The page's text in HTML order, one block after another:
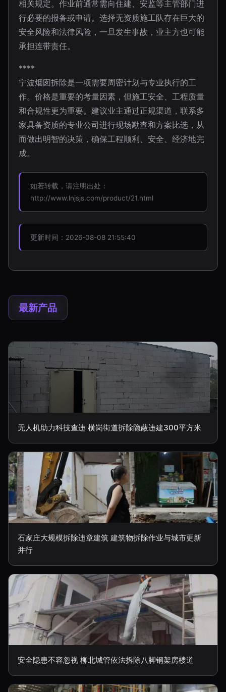
相关规定。作业前通常需向住建、安监等主管部门进
行必要的报备或申请。选择无资质施工队存在巨大的
安全风险和法律风险，一旦发生事故，业主方也可能
承担连带责任。
****
宁波烟囱拆除是一项需要周密计划与专业执行的工
作。价格是重要的考量因素，但施工安全、工程质量
和合规性更为重要。建议业主通过正规渠道，联系多
家具备资质的专业公司进行现场勘查和方案比选，从
而做出明智的决策，确保工程顺利、安全、经济地完
成。
如若转载，请注明出处：
http://www.lnjsjs.com/product/21.html
更新时间：2026-08-08 21:55:40
最新产品
无人机助力科技查违 横岗街道拆除隐蔽违建300平方米
石家庄大规模拆除违章建筑 建筑物拆除作业与城市更新
并行
安全隐患不容忽视 柳北城管依法拆除八脚钢架房楼道